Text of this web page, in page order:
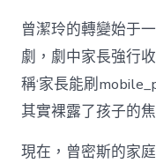
曾潔玲的轉變始于
劇，劇中家長強行
稱‘家長能刷
其實裸露了孩子的
現在，曾密斯的家